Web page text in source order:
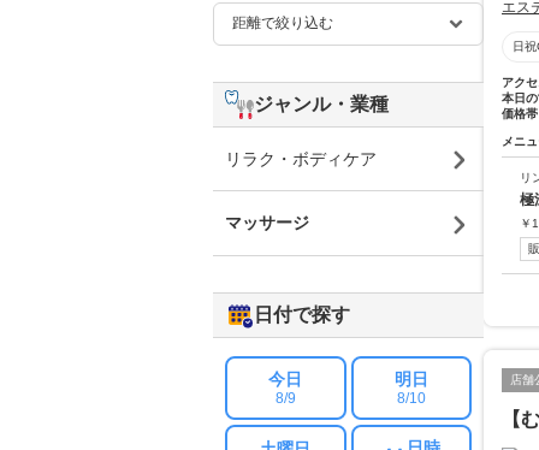
エス
日
アク
本日
価格帯
メニ
リ
極
￥
店舗
【
ジャンル・業種
リラク・ボディケア
マッサージ
日付で探す
今日
8/9
明日
8/10